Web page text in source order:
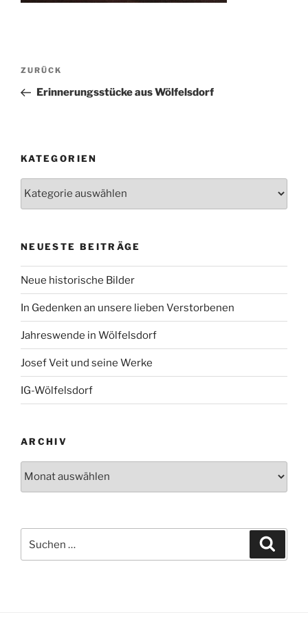
Beitragsnavigation
Vorheriger
Beitrag
ZURÜCK
Erinnerungsstücke aus Wölfelsdorf
KATEGORIEN
NEUESTE BEITRÄGE
Neue historische Bilder
In Gedenken an unsere lieben Verstorbenen
Jahreswende in Wölfelsdorf
Josef Veit und seine Werke
IG-Wölfelsdorf
ARCHIV
nach: